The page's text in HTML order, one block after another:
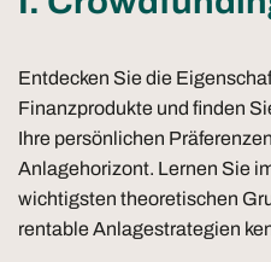
Entdecken Sie die
Finanzprodukte und finden
Ihre persönlichen
Anlagehorizont. Lernen Sie
wichtigsten theoretischen
rentable Anlagestrategien